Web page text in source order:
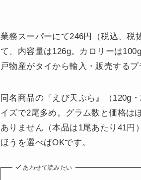
業務スーパーにて246円（税込、税
て、内容量は126g。カロリーは
戸物産がタイから輸入・販売するプ
同名商品の『えび天ぷら』（120g
イズで2尾多め。グラム数と価格は
ありません（本品は1尾あたり41円
ほうを選べばOKです。
あわせて読みたい